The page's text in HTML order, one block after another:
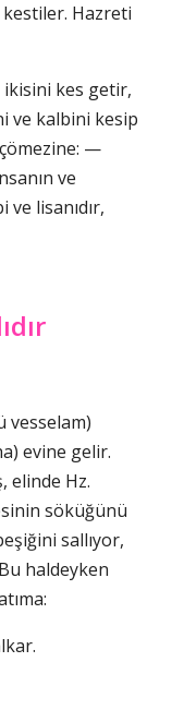
Hazreti
kes getir,
ve kalbini kesip
—
ve
lisanıdır,
vesselam)
evine gelir.
elinde Hz.
söküğünü
sallıyor,
haldeyken